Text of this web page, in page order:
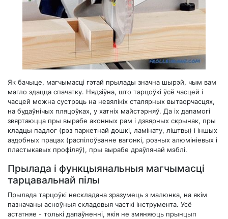
Як бачыце, магчымасці гэтай прылады значна шырэй, чым вам
магло здацца спачатку. Нядзіўна, што тарцоўкі ўсё часцей і
часцей можна сустрэць на невялікіх сталярных вытворчасцях,
на будаўнічых пляцоўках, у хатніх майстэрняў. Да іх дапамогі
звяртаюцца пры вырабе аконных рам і дзвярных скрынак, пры
кладцы падлог (рэз паркетнай дошкі, ламінату, ліштвы) і іншых
аздобных працах (распілоўванне вагонкі, розных алюмініевых і
пластыкавых профіляў), пры вырабе драўлянай мэблі.
Прылада і функцыянальныя магчымасці
тарцавальнай пілы
Прылада тарцоўкі нескладана зразумець з малюнка, на якім
пазначаны асноўныя складовыя часткі інструмента. Усё
астатняе - толькі дапаўненні, якія не змяняюць прынцып